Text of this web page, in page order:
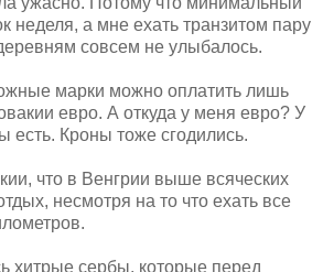
неделя, а мне ехать транзитом пару
совсем не улыбалось.
марки можно оплатить лишь
евро. А откуда у меня евро? У
есть. Кроны тоже сгодились.
что в Венгрии выше всяческих
несмотря на то что ехать все
хитрые сербы, которые перед